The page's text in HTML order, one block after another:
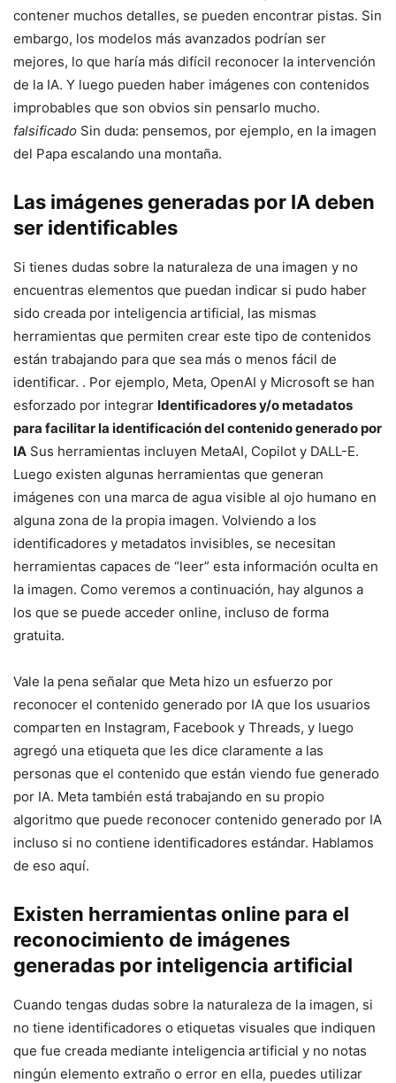
contener muchos detalles, se pueden encontrar pistas. Sin
embargo, los modelos más avanzados podrían ser
mejores, lo que haría más difícil reconocer la intervención
de la IA. Y luego pueden haber imágenes con contenidos
improbables que son obvios sin pensarlo mucho.
falsificado Sin duda: pensemos, por ejemplo, en la imagen
del Papa escalando una montaña.
Las imágenes generadas por IA deben
ser identificables
Si tienes dudas sobre la naturaleza de una imagen y no
encuentras elementos que puedan indicar si pudo haber
sido creada por inteligencia artificial, las mismas
herramientas que permiten crear este tipo de contenidos
están trabajando para que sea más o menos fácil de
identificar. . Por ejemplo, Meta, OpenAI y Microsoft se han
esforzado por integrar Identificadores y/o metadatos
para facilitar la identificación del contenido generado por
IA Sus herramientas incluyen MetaAI, Copilot y DALL-E.
Luego existen algunas herramientas que generan
imágenes con una marca de agua visible al ojo humano en
alguna zona de la propia imagen. Volviendo a los
identificadores y metadatos invisibles, se necesitan
herramientas capaces de “leer” esta información oculta en
la imagen. Como veremos a continuación, hay algunos a
los que se puede acceder online, incluso de forma
gratuita.
Vale la pena señalar que Meta hizo un esfuerzo por
reconocer el contenido generado por IA que los usuarios
comparten en Instagram, Facebook y Threads, y luego
agregó una etiqueta que les dice claramente a las
personas que el contenido que están viendo fue generado
por IA. Meta también está trabajando en su propio
algoritmo que puede reconocer contenido generado por IA
incluso si no contiene identificadores estándar. Hablamos
de eso aquí.
Existen herramientas online para el
reconocimiento de imágenes
generadas por inteligencia artificial
Cuando tengas dudas sobre la naturaleza de la imagen, si
no tiene identificadores o etiquetas visuales que indiquen
que fue creada mediante inteligencia artificial y no notas
ningún elemento extraño o error en ella, puedes utilizar